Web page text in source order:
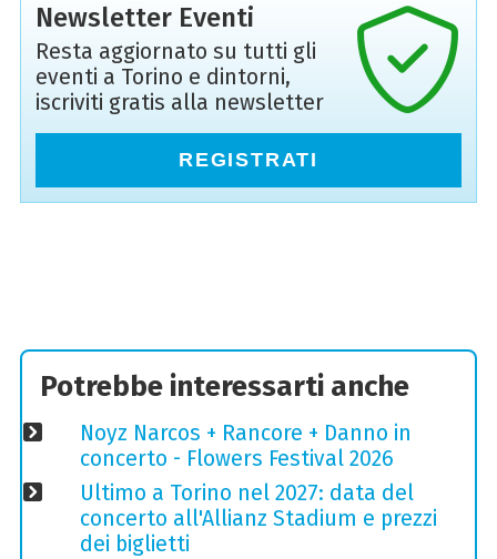
Newsletter Eventi
Resta aggiornato su tutti gli
eventi a Torino e dintorni,
iscriviti gratis alla newsletter
REGISTRATI
Potrebbe interessarti anche
Noyz Narcos + Rancore + Danno in
concerto - Flowers Festival 2026
Ultimo a Torino nel 2027: data del
concerto all'Allianz Stadium e prezzi
dei biglietti